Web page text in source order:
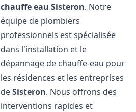
chauffe eau Sisteron. Notre
équipe de plombiers
professionnels est spécialisée
dans l'installation et le
dépannage de chauffe-eau pour
les résidences et les entreprises
deSisteron. Nous offrons des
interventions rapides et